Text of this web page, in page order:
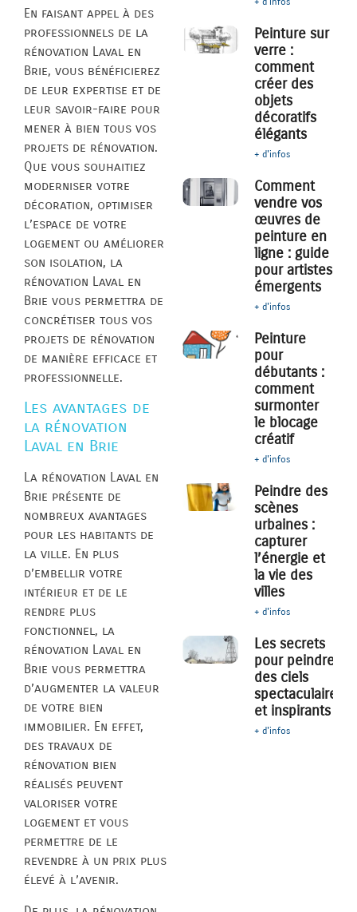
En faisant appel à des
professionnels de la
rénovation Laval en
Brie, vous bénéficierez
de leur expertise et de
leur savoir-faire pour
mener à bien tous vos
projets de rénovation.
Que vous souhaitiez
moderniser votre
décoration, optimiser
l’espace de votre
logement ou améliorer
son isolation, la
rénovation Laval en
Brie vous permettra de
concrétiser tous vos
projets de rénovation
de manière efficace et
professionnelle.
Les avantages de
la rénovation
Laval en Brie
La rénovation Laval en
Brie présente de
nombreux avantages
pour les habitants de
la ville. En plus
d’embellir votre
intérieur et de le
rendre plus
fonctionnel, la
rénovation Laval en
Brie vous permettra
d’augmenter la valeur
de votre bien
immobilier. En effet,
des travaux de
rénovation bien
réalisés peuvent
valoriser votre
logement et vous
permettre de le
revendre à un prix plus
élevé à l’avenir.
Peinture sur
verre :
comment
créer des
objets
décoratifs
élégants
+ d'infos
Comment
vendre vos
œuvres de
peinture en
ligne : guide
pour artistes
émergents
+ d'infos
Peinture
pour
débutants :
comment
surmonter
le blocage
créatif
+ d'infos
Peindre des
scènes
urbaines :
capturer
l’énergie et
la vie des
villes
+ d'infos
Les secrets
pour peindre
des ciels
spectaculaires
et inspirants
+ d'infos